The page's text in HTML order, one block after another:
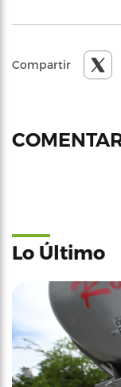
Compartir
Lo Último